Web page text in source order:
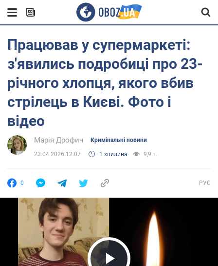
Працював у супермаркеті:
з'явились подробиці про 23-
річного хлопця, якого вбив
стрілець в Києві. Фото і
відео
Марія Дрофич Кримінальні новини
23.04.2026 12:07 1 хвилина 9,9 т.
0 РУС